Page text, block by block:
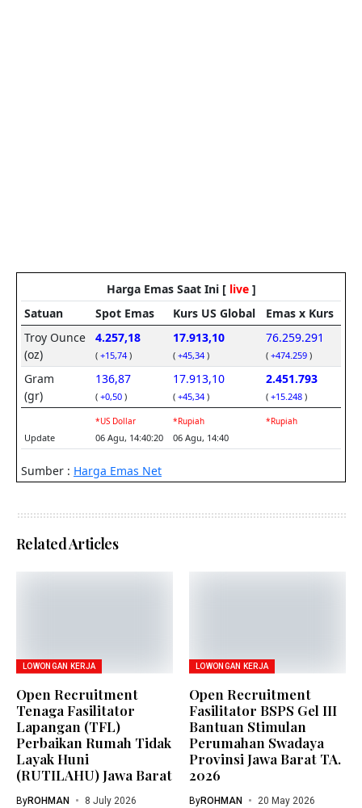
Related Articles
LOWONGAN KERJA
Open Recruitment
Tenaga Fasilitator
Lapangan (TFL)
Perbaikan Rumah Tidak
Layak Huni
(RUTILAHU) Jawa Barat
ByROHMAN 8 July 2026
LOWONGAN KERJA
Open Recruitment
Fasilitator BSPS Gel III
Bantuan Stimulan
Perumahan Swadaya
Provinsi Jawa Barat TA.
2026
ByROHMAN 20 May 2026